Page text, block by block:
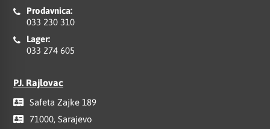
Prodavnica:
033 230 310
Lager:
033 274 605
PJ. Rajlovac
Safeta Zajke 189
71000, Sarajevo